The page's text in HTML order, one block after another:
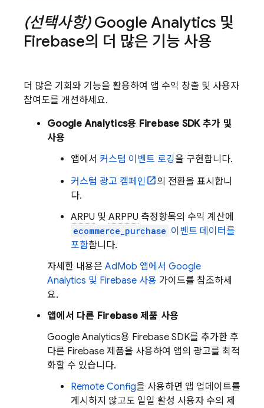
(선택사항) Google Analytics 및
Firebase의 더 많은 기능 사용
더 많은 기회와 기능을 활용하여 앱 수익 창출 및 사용자
참여도를 개선하세요.
Google Analytics용 Firebase SDK 추가 및
사용
앱에서 커스텀 이벤트 로깅을 구현합니다.
커스텀 광고 캠페인
의 전환을 표시합니
다.
ARPU 및 ARPPU 측정항목의 수익 계산에
ecommerce_purchase 이벤트 데이터를
포함합니다.
자세한 내용은 AdMob 앱에서 Google
Analytics 및 Firebase 사용 가이드를 참조하세
요.
앱에서 다른 Firebase 제품 사용
Google Analytics용 Firebase SDK를 추가한 후
다른 Firebase 제품을 사용하여 앱의 광고를 최적
화할 수 있습니다.
Remote Config을 사용하면 앱 업데이트를
게시하지 않고도 일일 활성 사용자 수의 제